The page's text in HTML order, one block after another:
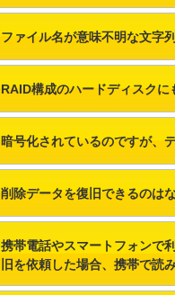
ファイル名が意味不明な文字
RAID構成のハードディスクに
暗号化されているのですが、
削除データを復旧できるのは
携帯電話やスマートフォンで
旧を依頼した場合、携帯で読